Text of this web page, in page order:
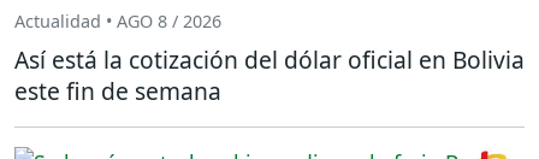
Actualidad • AGO 8 / 2026
Así está la cotización del dólar oficial en Bolivia
este fin de semana